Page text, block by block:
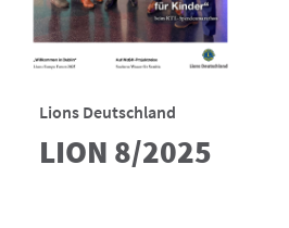
Lions Deutschland
LION 8/2025